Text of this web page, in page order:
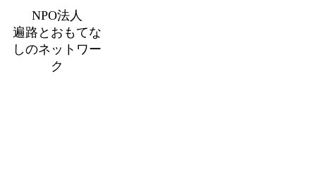
NPO法人
遍路とおもてな
しのネットワー
ク